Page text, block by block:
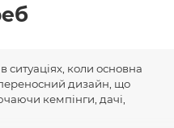
ситуаціях, коли основна
дизайн, що
кемпінги, дачі,